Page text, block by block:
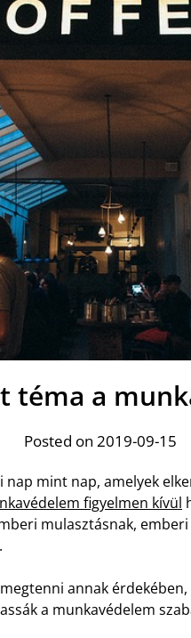
téma a
Posted on 2019-09-15
mint nap, amelyek
figyelmen kívül
mulasztásnak,
annak
a munkavédelem